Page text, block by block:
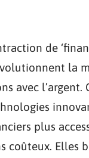
de
la
avec l’argent.
plus
coûteux. Elles